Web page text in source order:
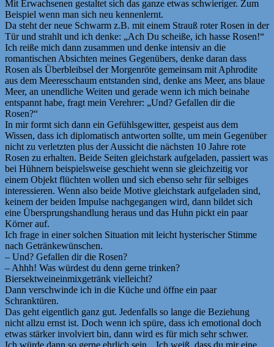
Mit Erwachsenen gestaltet sich das ganze etwas schwieriger. Zum
Beispiel wenn man sich neu kennenlernt.
Da steht der neue Schwarm z.B. mit einem Strauß roter Rosen in der
Tür und strahlt und ich denke: „Ach Du scheiße, ich hasse Rosen!“
Ich reiße mich dann zusammen und denke intensiv an die
romantischen Absichten meines Gegenübers, denke daran dass
Rosen als Überbleibsel der Morgenröte gemeinsam mit Aphrodite
aus dem Meeresschaum entstanden sind, denke ans Meer, ans blaue
Meer, an unendliche Weiten und gerade wenn ich mich beinahe
entspannt habe, fragt mein Verehrer: „Und? Gefallen dir die
Rosen?“
In mir formt sich dann ein Gefühlsgewitter, gespeist aus dem
Wissen, dass ich diplomatisch antworten sollte, um mein Gegenüber
nicht zu verletzten plus der Aussicht die nächsten 10 Jahre rote
Rosen zu erhalten. Beide Seiten gleichstark aufgeladen, passiert was
bei Hühnern beispielsweise geschieht wenn sie gleichzeitig vor
einem Objekt flüchten wollen und sich ebenso sehr für selbiges
interessieren. Wenn also beide Motive gleichstark aufgeladen sind,
keinem der beiden Impulse nachgegangen wird, dann bildet sich
eine Übersprungshandlung heraus und das Huhn pickt ein paar
Körner auf.
Ich frage in einer solchen Situation mit leicht hysterischer Stimme
nach Getränkewünschen.
– Und? Gefallen dir die Rosen?
– Ahhh! Was würdest du denn gerne trinken?
Biersektweineinmixgetränk vielleicht?
Dann verschwinde ich in die Küche und öffne ein paar
Schranktüren.
Das geht eigentlich ganz gut. Jedenfalls so lange die Beziehung
nicht allzu ernst ist. Doch wenn ich spüre, dass ich emotional doch
etwas stärker involviert bin, dann wird es für mich sehr schwer.
Ich würde dann so gerne ehrlich sein. „Ich weiß, dass du mir eine